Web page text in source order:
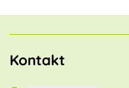
Kontakt